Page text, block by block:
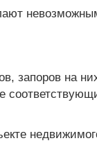
запоров на